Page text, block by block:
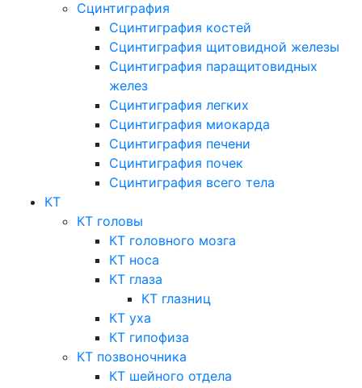
Сцинтиграфия
Сцинтиграфия костей
Сцинтиграфия щитовидной железы
Сцинтиграфия паращитовидных
желез
Сцинтиграфия легких
Сцинтиграфия миокарда
Сцинтиграфия печени
Сцинтиграфия почек
Сцинтиграфия всего тела
КТ
КТ головы
КТ головного мозга
КТ носа
КТ глаза
КТ глазниц
КТ уха
КТ гипофиза
КТ позвоночника
КТ шейного отдела